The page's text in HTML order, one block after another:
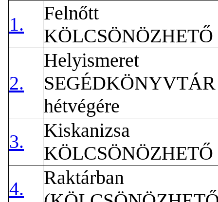
1.
Felnőtt
KÖLCSÖNÖZHETŐ
2.
Helyismeret
SEGÉDKÖNYVTÁR
hétvégére
3.
Kiskanizsa
KÖLCSÖNÖZHETŐ
4.
Raktárban